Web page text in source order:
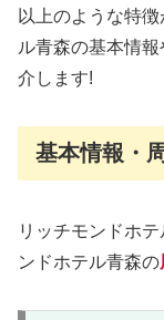
以上のような特
ル青森の基本情
介します!
基本情報・
リッチモンドホ
ンドホテル青森の